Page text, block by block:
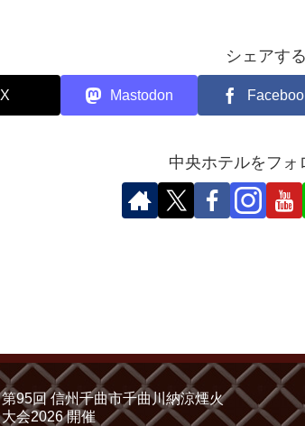
シェアする
X Mastodon
中央ホテルをフォ
第95回 信州千曲市千曲川納涼煙火
大会2026 開催